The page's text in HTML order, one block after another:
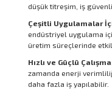
düşük titreşim, iş
Çeşitli Uygulamalar
endüstriyel uygulama
üretim süreçlerinde
Hızlı ve Güçlü Çalışma
zamanda enerji
daha fazla iş yapılabilir.